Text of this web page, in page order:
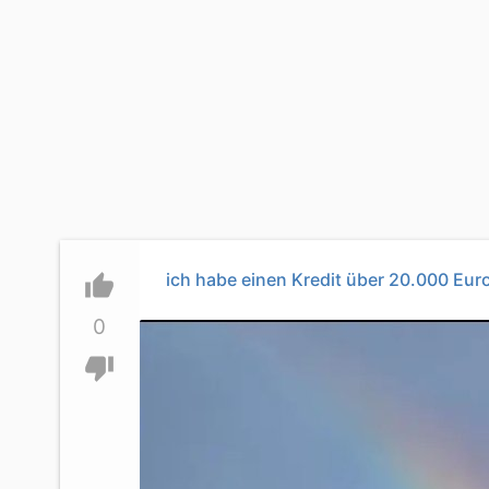
thumb_up
0
thumb_down
ich habe einen Kredit über 20.000